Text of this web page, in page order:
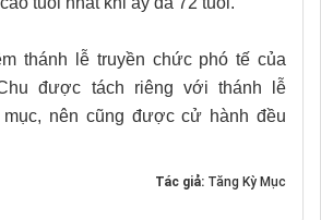
thánh lễ truyền chức phó tế của
được tách riêng với thánh lễ
nên cũng được cử hành đều
Tác giả: Tăng Kỳ Mục